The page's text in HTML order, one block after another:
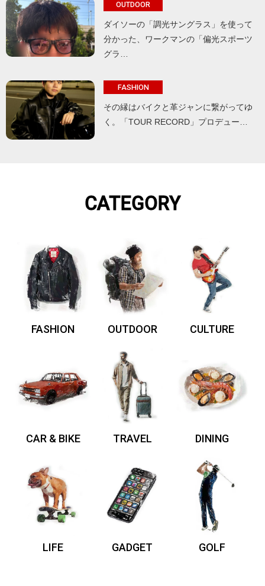
OUTDOOR
ダイソーの「調光サングラス」を使って
分かった、ワークマンの「偏光スポーツ
グラ…
FASHION
その縁はバイクと革ジャンに繋がってゆ
く。「TOUR RECORD」プロデュー…
CATEGORY
FASHION OUTDOOR CULTURE
CAR & BIKE TRAVEL DINING
LIFE GADGET GOLF